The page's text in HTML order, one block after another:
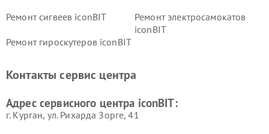
Ремонт сигвеев iconBIT
Ремонт электросамокатов
iconBIT
Ремонт гироскутеров iconBIT
Контакты сервис центра
Адрес сервисного центра iconBIT:
г. Курган, ул. Рихарда Зорге, 41